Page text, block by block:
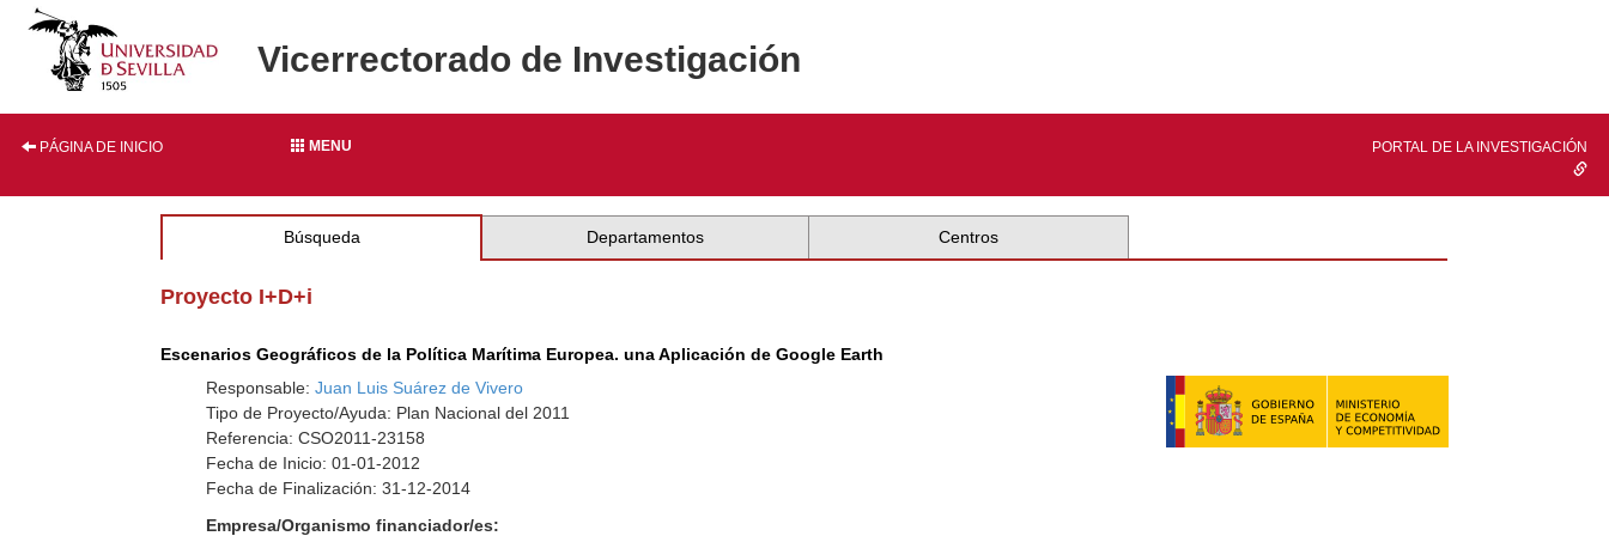
Vicerrectorado de Investigación
PÁGINA DE INICIO MENU PORTAL DE LA INVESTIGACIÓN
Búsqueda Departamentos Centros
Proyecto I+D+i
Escenarios Geográficos de la Política Marítima Europea. una Aplicación de Google Earth
Responsable:Juan Luis Suárez de Vivero
Tipo de Proyecto/Ayuda: Plan Nacional del 2011
Referencia: CSO2011-23158
Fecha de Inicio: 01-01-2012
Fecha de Finalización: 31-12-2014
Empresa/Organismo financiador/es: